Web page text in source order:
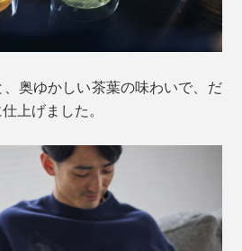
奥ゆかしい茶葉の味わいで、だ
上げました。